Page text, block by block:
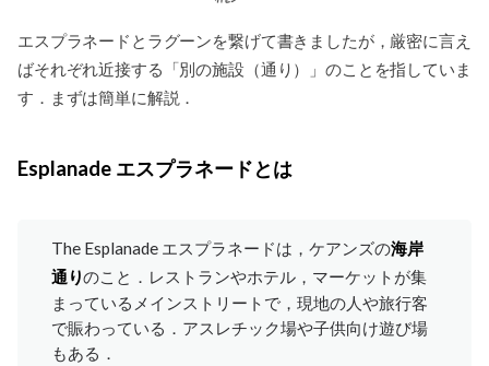
エスプラネードとラグーンを繋げて書きましたが，厳密に言え
ばそれぞれ近接する「別の施設（通り）」のことを指していま
す．まずは簡単に解説．
Esplanade エスプラネードとは
The Esplanade エスプラネードは，ケアンズの海岸
通りのこと．レストランやホテル，マーケットが集
まっているメインストリートで，現地の人や旅行客
で賑わっている．アスレチック場や子供向け遊び場
もある．